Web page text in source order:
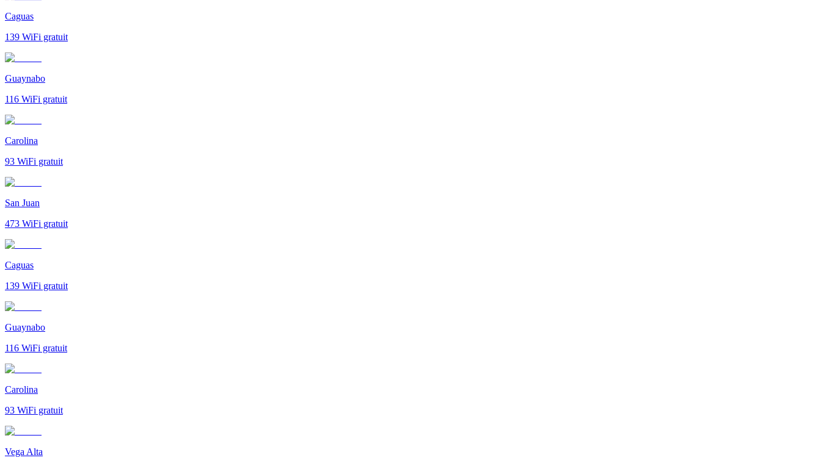
Caguas
139 WiFi gratuit
Guaynabo
116 WiFi gratuit
Carolina
93 WiFi gratuit
San Juan
473 WiFi gratuit
Caguas
139 WiFi gratuit
Guaynabo
116 WiFi gratuit
Carolina
93 WiFi gratuit
Vega Alta